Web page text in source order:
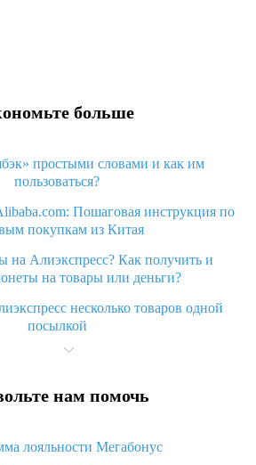
больше
простыми словами и как им
пользоваться?
Пошаговая инструкция по
покупкам из Китая
на Алиэкспресс? Как получить и
на товары или деньги?
несколько товаров одной
посылкой
закрыт» на Алиэкспресс и что
просит ввести паспортные
пришла посылка с Алиэкспресс
нам помочь
лояльности Мегабонус